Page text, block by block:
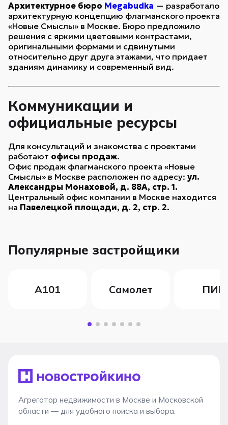
Архитектурное бюро Megabudka — разработало
архитектурную концепцию флагманского проекта
«Новые Смыслы» в Москве. Бюро предложило
решения с яркими цветовыми контрастами,
оригинальными формами и сдвинутыми
относительно друг друга этажами, что придает
зданиям динамику и современный вид.
Коммуникации и
официальные ресурсы
Для консультаций и знакомства с проектами
работают офисы продаж.
Офис продаж флагманского проекта «Новые
Смыслы» в Москве расположен по адресу: ул.
Александры Монаховой, д. 88А, стр. 1.
Центральный офис компании в Москве находится
на Павелецкой площади, д. 2, стр. 2.
Популярные застройщики
А101 Самолет ПИК
Агрегатор недвижимости в Москве и Московской
области — для удобного поиска и выбора.